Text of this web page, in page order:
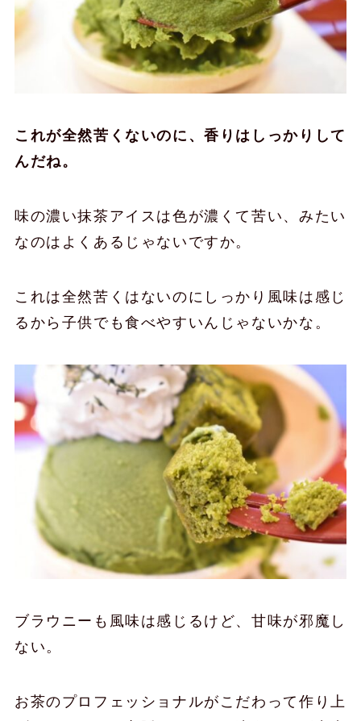
これが全然苦くないのに、香りはしっかりして
んだね。
味の濃い抹茶アイスは色が濃くて苦い、みたい
なのはよくあるじゃないですか。
これは全然苦くはないのにしっかり風味は感じ
るから子供でも食べやすいんじゃないかな。
ブラウニーも風味は感じるけど、甘味が邪魔し
ない。
お茶のプロフェッショナルがこだわって作り上